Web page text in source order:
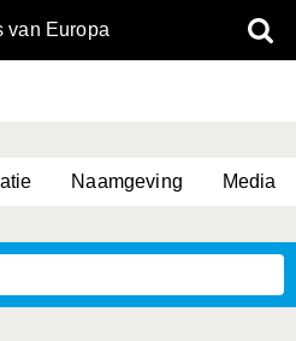
van Europa
Naamgeving Media